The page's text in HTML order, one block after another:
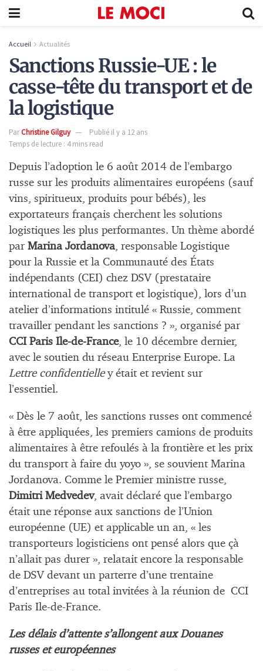
Accueil Actualités
Sanctions Russie-UE : le
casse-tête du transport et de
la logistique
ParChristine Gilguy
Publié il y a 12 ans
Temps de lecture : 4 mins read
Depuis l’adoption le 6 août 2014 de l’embargo
russe sur les produits alimentaires européens (sauf
vins, spiritueux, produits pour bébés), les
exportateurs français cherchent les solutions
logistiques les plus performantes. Un thème abordé
par Marina Jordanova, responsable Logistique
pour la Russie et la Communauté des États
indépendants (CEI) chez DSV (prestataire
international de transport et logistique), lors d’un
atelier d’informations intitulé « Russie, comment
travailler pendant les sanctions ? », organisé par
CCI Paris Ile-de-France, le 10 décembre dernier,
avec le soutien du réseau Enterprise Europe. La
Lettre confidentielley était et revient sur
l’essentiel.
« Dès le 7 août, les sanctions russes ont commencé
à être appliquées, les premiers camions de produits
alimentaires à être refoulés à la frontière et les prix
du transport à faire du yoyo », se souvient Marina
Jordanova. Comme le Premier ministre russe,
Dimitri Medvedev, avait déclaré que l’embargo
était une réponse aux sanctions de l’Union
européenne (UE) et applicable un an, « les
transporteurs logisticiens ont pensé alors que çà
n’allait pas durer », relatait encore la responsable
de DSV devant un parterre d’une trentaine
d’entreprises au total invitées à la réunion de CCI
Paris Ile-de-France.
Les délais d’attente s’allongent aux Douanes
russes et européennes